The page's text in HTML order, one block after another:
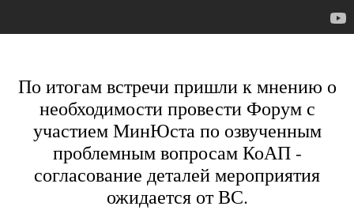
По итогам встречи пришли к мнению о
необходимости провести Форум с
участием МинЮста по озвученным
проблемным вопросам КоАП -
согласование деталей мероприятия
ожидается от ВС.